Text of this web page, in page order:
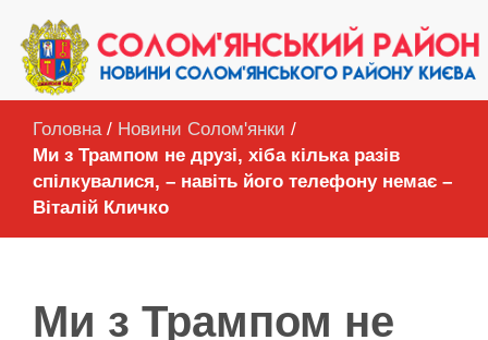
Головна / Новини Солом'янки /
Ми з Трампом не друзі, хіба кілька разів
спілкувалися, – навіть його телефону немає –
Віталій Кличко
Ми з Трампом не